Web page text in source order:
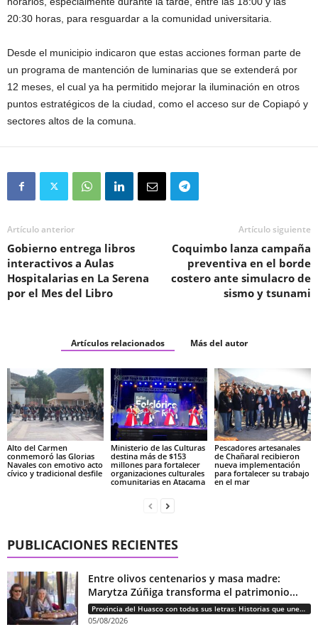
20:30 horas, para resguardar a la comunidad universitaria.
Desde el municipio indicaron que estas acciones forman parte de
un programa de mantención de luminarias que se extenderá por
12 meses, el cual ya ha permitido mejorar la iluminación en otros
puntos estratégicos de la ciudad, como el acceso sur de Copiapó y
sectores altos de la comuna.
Artículo anterior
Gobierno entrega libros
interactivos a Aulas
Hospitalarias en La Serena
por el Mes del Libro
Artículo siguiente
Coquimbo lanza campaña
preventiva en el borde
costero ante simulacro de
sismo y tsunami
Artículos relacionados Más del autor
Alto del Carmen
conmemoró las Glorias
Navales con emotivo acto
cívico y tradicional desfile
Ministerio de las Culturas
destina más de $153
millones para fortalecer
organizaciones culturales
comunitarias en Atacama
Pescadores artesanales
de Chañaral recibieron
nueva implementación
para fortalecer su trabajo
en el mar
PUBLICACIONES RECIENTES
Entre olivos centenarios y masa madre:
Marytza Zúñiga transforma el patrimonio...
Provincia del Huasco con todas sus letras: Historias que unen cultura, diversidad e identidad
05/08/2026